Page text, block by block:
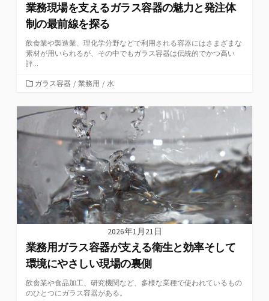
業務現場を支えるガラス容器の魅力と発注体
制の最前線を探る
飲食業や製造業、理化学分野などで利用される容器にはさまざまな
素材が用いられるが、その中でもガラス容器は伝統的でかつ高い
評...
カ
ゴ
リ
ガラス容器 / 業務用 / 水
2026年1月21日
業務用ガラス容器が支える衛生と効率そして
環境にやさしい現場の裏側
飲食業や食品加工、研究機関など、多様な業種で使われているもの
のひとつにガラス容器がある。